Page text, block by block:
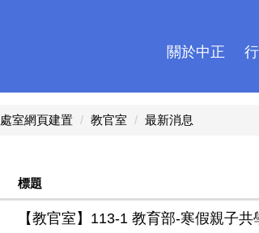
關於中正
處室網頁建置 教官室 最新消息
標題
【教官室】113-1 教育部-寒假親子